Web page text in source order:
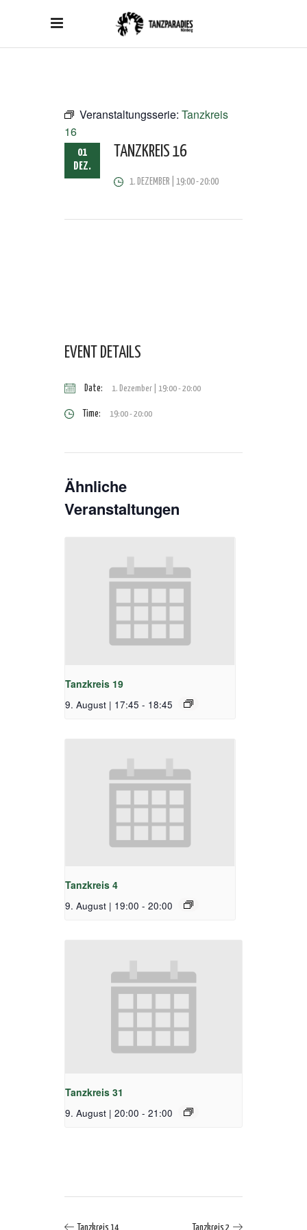
Veranstaltungsserie: Tanzkreis
16
01
DEZ.
TANZKREIS 16
1. DEZEMBER | 19:00-20:00
EVENT DETAILS
Date: 1. Dezember | 19:00-20:00
Time: 19:00 - 20:00
Ähnliche
Veranstaltungen
Tanzkreis 19
9. August | 17:45 - 18:45
Tanzkreis 4
9. August | 19:00 - 20:00
Tanzkreis 31
9. August | 20:00 - 21:00
Tanzkreis 14 Tanzkreis 2